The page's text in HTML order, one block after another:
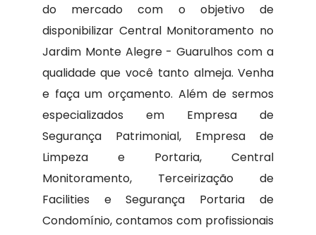
do mercado com o objetivo de
disponibilizar Central Monitoramento no
Jardim Monte Alegre - Guarulhos com a
qualidade que você tanto almeja. Venha
e faça um orçamento. Além de sermos
especializados em Empresa de
Segurança Patrimonial, Empresa de
Limpeza e Portaria, Central
Monitoramento, Terceirização de
Facilities e Segurança Portaria de
Condomínio, contamos com profissionais